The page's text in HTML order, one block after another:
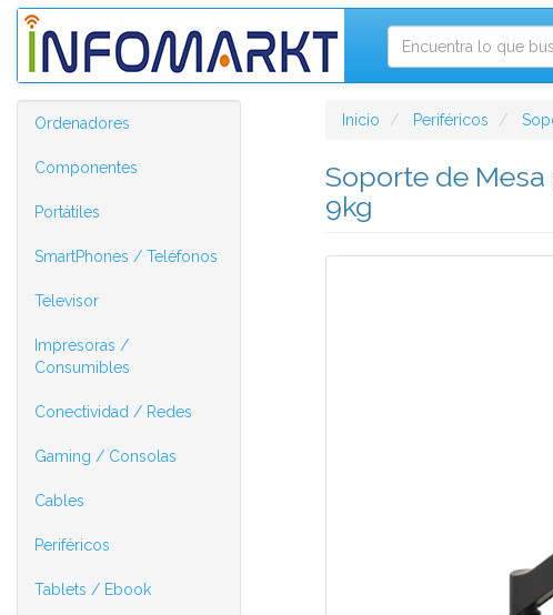
Ordenadores
Componentes
Portátiles
SmartPhones / Teléfonos
Televisor
Impresoras /
Consumibles
Conectividad / Redes
Gaming / Consolas
Cables
Periféricos
Tablets / Ebook
Inicio Periféricos
Soporte de
9kg